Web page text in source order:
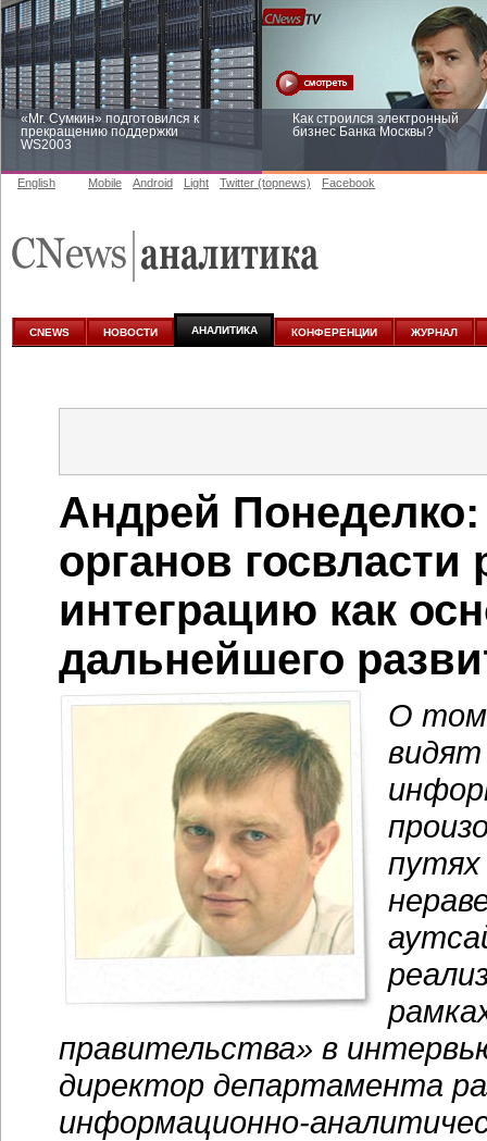
«Mr. Сумкин» подготовился к
прекращению поддержки
WS2003
Как строился электронный
бизнес Банка Москвы?
аналитике
English Mobile Android Light Twitter (topnews) Facebook
CNEWS НОВОСТИ АНАЛИТИКА КОНФЕРЕНЦИИ ЖУРНАЛ
Андрей
органов
интеграцию как
дальнейшего
О
видят
путях
правительства» в
директор департамента
информационно-